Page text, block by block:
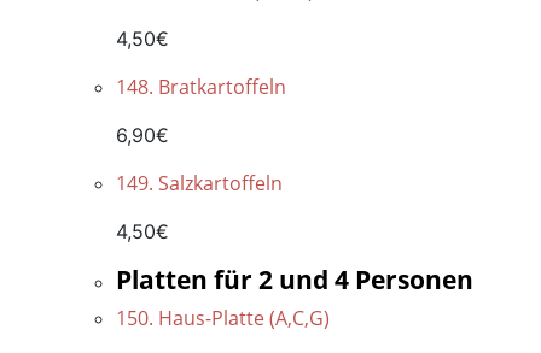
4,50€
148. Bratkartoffeln
6,90€
149. Salzkartoffeln
4,50€
Platten für 2 und 4 Personen
150. Haus-Platte (A,C,G)